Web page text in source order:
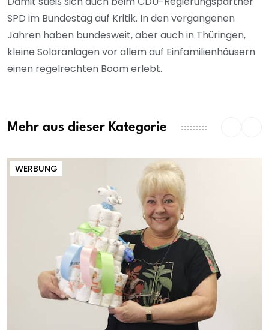
SPD im Bundestag auf Kritik. In den vergangenen
Jahren haben bundesweit, aber auch in Thüringen,
kleine Solaranlagen vor allem auf Einfamilienhäusern
einen regelrechten Boom erlebt.
Mehr aus dieser Kategorie
WERBUNG